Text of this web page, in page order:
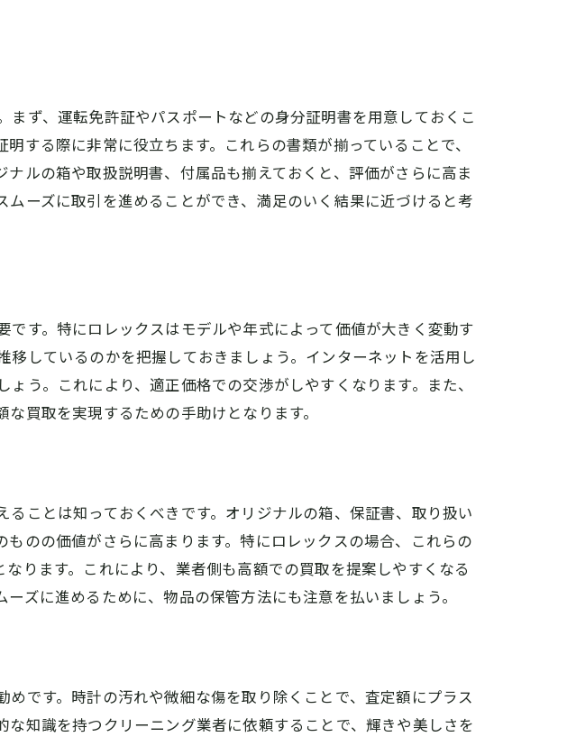
ず、運転免許証やパスポートなどの身分証明書を用意しておくこ
する際に非常に役立ちます。これらの書類が揃っていることで、
ルの箱や取扱説明書、付属品も揃えておくと、評価がさらに高ま
ーズに取引を進めることができ、満足のいく結果に近づけると考
す。特にロレックスはモデルや年式によって価値が大きく変動す
しているのかを把握しておきましょう。インターネットを活用し
う。これにより、適正価格での交渉がしやすくなります。また、
買取を実現するための手助けとなります。
ことは知っておくべきです。オリジナルの箱、保証書、取り扱い
のの価値がさらに高まります。特にロレックスの場合、これらの
ります。これにより、業者側も高額での買取を提案しやすくなる
ズに進めるために、物品の保管方法にも注意を払いましょう。
です。時計の汚れや微細な傷を取り除くことで、査定額にプラス
知識を持つクリーニング業者に依頼することで、輝きや美しさを